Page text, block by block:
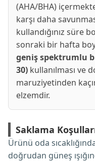
(AHA/BHA)
karşı daha
kullandığınız süre
sonraki bir hafta
geniş spektrumlu
30) kullanılması ve
maruziyetinden
elzemdir.
Saklama
Ürünü oda
doğrudan güneş